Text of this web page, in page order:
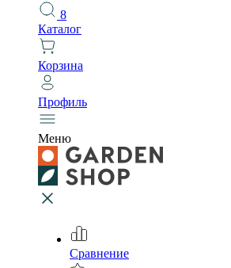
8
Каталог
Корзина
Профиль
Меню
Сравнение